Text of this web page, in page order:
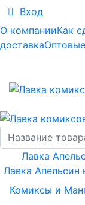
Вход
О компанииКак
доставка
Лавка
Лавка Апельсин
Комиксы и